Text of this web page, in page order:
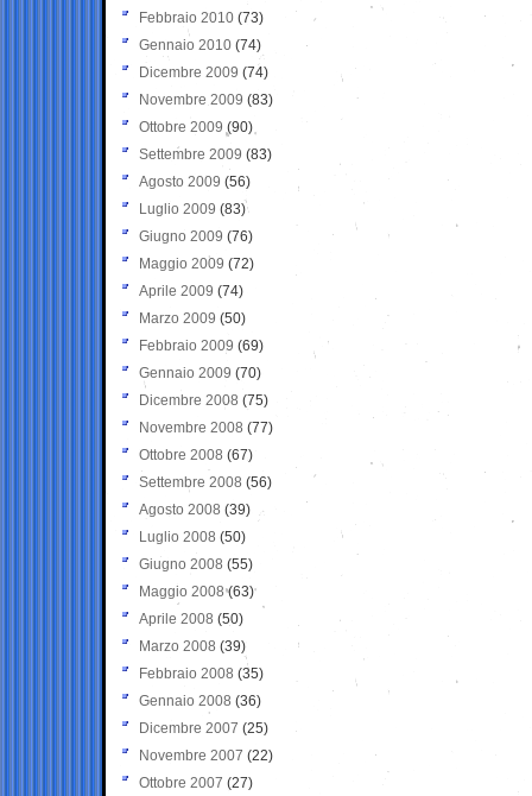
Febbraio 2010 (73)
Gennaio 2010 (74)
Dicembre 2009 (74)
Novembre 2009 (83)
Ottobre 2009 (90)
Settembre 2009 (83)
Agosto 2009 (56)
Luglio 2009 (83)
Giugno 2009 (76)
Maggio 2009 (72)
Aprile 2009 (74)
Marzo 2009 (50)
Febbraio 2009 (69)
Gennaio 2009 (70)
Dicembre 2008 (75)
Novembre 2008 (77)
Ottobre 2008 (67)
Settembre 2008 (56)
Agosto 2008 (39)
Luglio 2008 (50)
Giugno 2008 (55)
Maggio 2008(63)
Aprile 2008 (50)
Marzo 2008 (39)
Febbraio 2008 (35)
Gennaio 2008 (36)
Dicembre 2007 (25)
Novembre 2007 (22)
Ottobre 2007 (27)